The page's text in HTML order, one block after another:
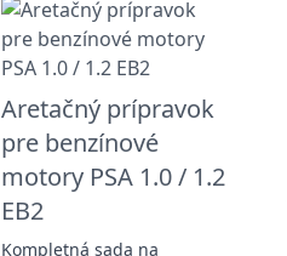
Aretačný prípravok
pre benzínové
motory PSA 1.0 / 1.2
EB2
Kompletná sada na